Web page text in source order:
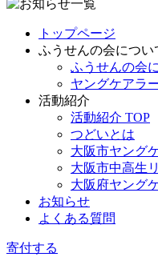
トップページ
ふうせんの会につい
ふうせんの会
ヤングケアラ
活動紹介
活動紹介 TOP
つどいとは
大阪市ヤング
大阪市中高生
大阪府ヤング
お知らせ
よくある質問
寄付する